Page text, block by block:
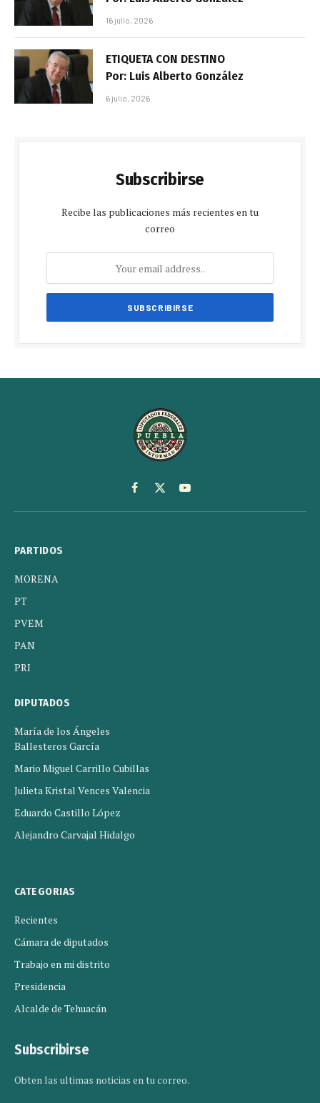
16 julio, 2026
ETIQUETA CON DESTINO
Por: Luis Alberto González
6 julio, 2026
Subscribirse
Recibe las publicaciones más recientes en tu
correo
Facebook
X
(Twitter)
YouTube
PARTIDOS
MORENA
PT
PVEM
PAN
PRI
DIPUTADOS
María de los Ángeles
Ballesteros García
Mario Miguel Carrillo Cubillas
Julieta Kristal Vences Valencia
Eduardo Castillo López
Alejandro Carvajal Hidalgo
CATEGORIAS
Recientes
Cámara de diputados
Trabajo en mi distrito
Presidencia
Alcalde de Tehuacán
Subscribirse
Obten las ultimas noticias en tu correo.